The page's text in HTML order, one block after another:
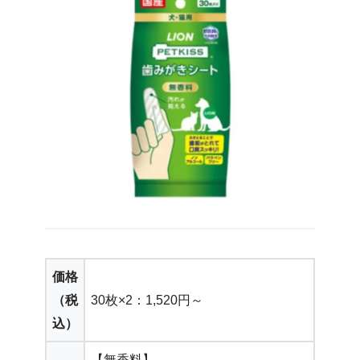
価格
（税
込）
30枚×2：1,520円～